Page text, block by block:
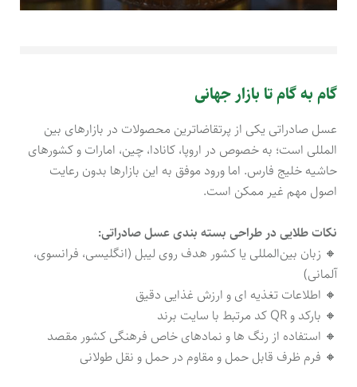
گام به گام تا بازار جهانی
عسل صادراتی یکی از پرتقاضاترین محصولات در بازارهای بین
المللی است؛ به خصوص در اروپا، کانادا، چین، امارات و کشورهای
حاشیه خلیج فارس. اما ورود موفق به این بازارها بدون رعایت
اصول مهم غیر ممکن است.
نکات طلایی در طراحی بسته‌ بندی عسل صادراتی:
🔸 زبان بین‌المللی یا کشور هدف روی لیبل (انگلیسی، فرانسوی،
آلمانی)
🔸 اطلاعات تغذیه ای و ارزش غذایی دقیق
🔸 بارکد و QR کد مرتبط با سایت برند
🔸 استفاده از رنگ ها و نمادهای خاص فرهنگی کشور مقصد
🔸 فرم ظرف قابل حمل و مقاوم در حمل‌ و نقل طولانی